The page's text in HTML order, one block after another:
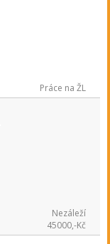
Práce na ŽL
Nezáleží
45000,-Kč